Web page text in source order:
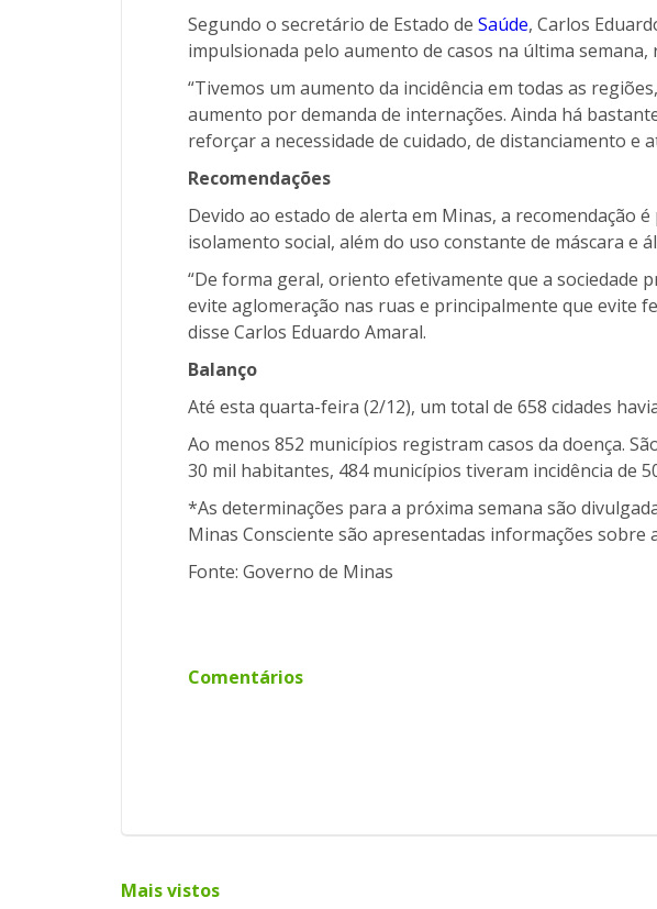
Segundo o secretário de Estado de Saúde, Carlos
impulsionada pelo aumento de casos na última
“Tivemos um aumento da incidência em todas as
aumento por demanda de internações. Ainda há
reforçar a necessidade de cuidado, de distanciamento
Recomendações
Devido ao estado de alerta em Minas, a recomendação
isolamento social, além do uso constante de máscara e
“De forma geral, oriento efetivamente que a sociedade
evite aglomeração nas ruas e principalmente que evite
disse Carlos Eduardo Amaral.
Balanço
Até esta quarta-feira (2/12), um total de 658 cidades
Ao menos 852 municípios registram casos da doença.
30 mil habitantes, 484 municípios tiveram incidência de
*As determinações para a próxima semana são
Minas Consciente são apresentadas informações
Fonte: Governo de Minas
Comentários
Mais vistos